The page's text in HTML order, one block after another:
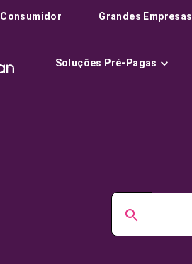
Consumidor Grandes Empresas
Soluções Pré-Pagas